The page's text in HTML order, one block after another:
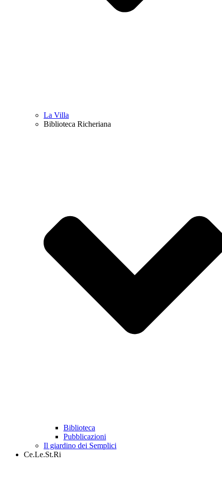
La Villa
Biblioteca Richeriana
Biblioteca
Pubblicazioni
Il giardino dei Semplici
Ce.Le.St.Ri